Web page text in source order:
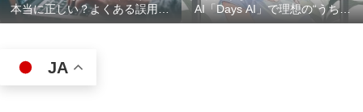
本当に正しい？よくある誤用10
選
AI「Days AI」で理想の“うちの
子”キャラクターを作ってみた体
JA